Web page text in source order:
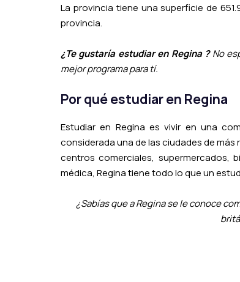
La provincia tiene una superficie de
provincia.
¿Te gustaría estudiar en Regina ?No
mejor programa para tí.
Por qué estudiar en Regina
Estudiar en Regina es vivir en una
considerada una de las ciudades de
centros comerciales, supermercados,
médica, Regina tiene todo lo que un
¿Sabías que a Regina se le conoce